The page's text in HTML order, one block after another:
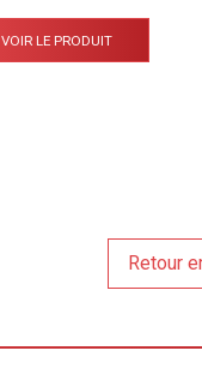
VOIR LE PRODUIT
Retour